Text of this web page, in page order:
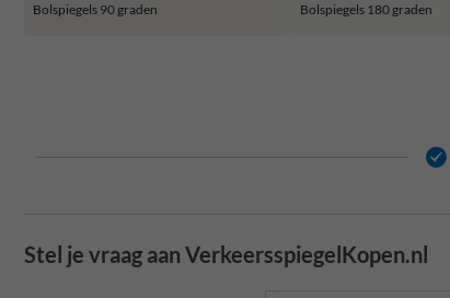
Bolspiegels 90 graden Bolspiegels 180 graden
Stel je vraag aan VerkeersspiegelKopen.nl